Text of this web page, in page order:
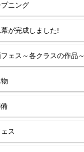
ニング
が完成しました!
ェス～各クラスの作品～
ス